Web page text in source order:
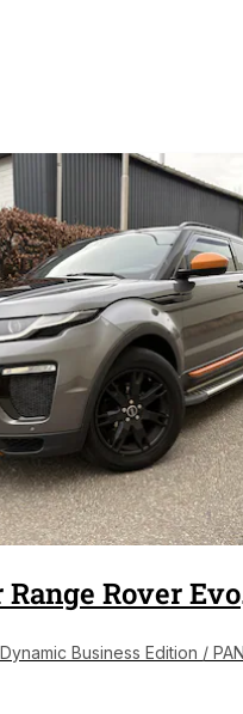
Range Rover Evoque
Business Edition /